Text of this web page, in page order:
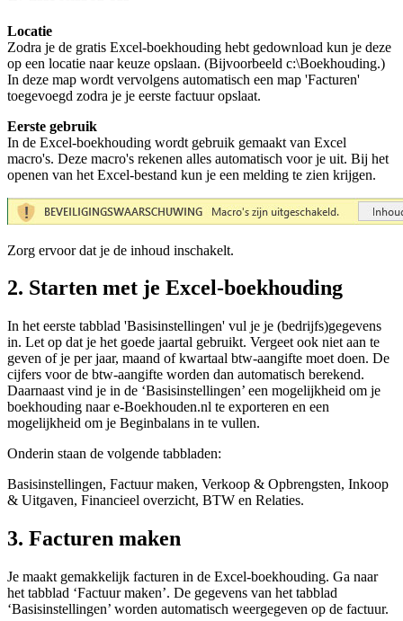
Locatie
Zodra je de gratis Excel-boekhouding hebt gedownload kun je deze
op een locatie naar keuze opslaan. (Bijvoorbeeld c:\Boekhouding.)
In deze map wordt vervolgens automatisch een map 'Facturen'
toegevoegd zodra je je eerste factuur opslaat.
Eerste gebruik
In de Excel-boekhouding wordt gebruik gemaakt van Excel
macro's. Deze macro's rekenen alles automatisch voor je uit. Bij het
openen van het Excel-bestand kun je een melding te zien krijgen.
Zorg ervoor dat je de inhoud inschakelt.
2. Starten met je Excel-boekhouding
In het eerste tabblad 'Basisinstellingen' vul je je (bedrijfs)gegevens
in. Let op dat je het goede jaartal gebruikt. Vergeet ook niet aan te
geven of je per jaar, maand of kwartaal btw-aangifte moet doen. De
cijfers voor de btw-aangifte worden dan automatisch berekend.
Daarnaast vind je in de ‘Basisinstellingen’ een mogelijkheid om je
boekhouding naar e‑Boekhouden.nl te exporteren en een
mogelijkheid om je Beginbalans in te vullen.
Onderin staan de volgende tabbladen:
Basisinstellingen, Factuur maken, Verkoop & Opbrengsten, Inkoop
& Uitgaven, Financieel overzicht, BTW en Relaties.
3. Facturen maken
Je maakt gemakkelijk facturen in de Excel-boekhouding. Ga naar
het tabblad ‘Factuur maken’. De gegevens van het tabblad
‘Basisinstellingen’ worden automatisch weergegeven op de factuur.